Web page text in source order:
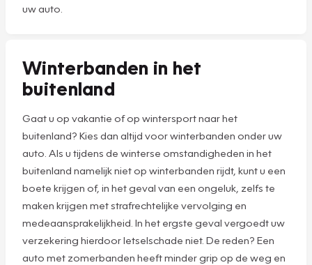
uw auto.
Winterbanden in het
buitenland
Gaat u op vakantie of op wintersport naar het
buitenland? Kies dan altijd voor winterbanden onder uw
auto. Als u tijdens de winterse omstandigheden in het
buitenland namelijk niet op winterbanden rijdt, kunt u een
boete krijgen of, in het geval van een ongeluk, zelfs te
maken krijgen met strafrechtelijke vervolging en
medeaansprakelijkheid. In het ergste geval vergoedt uw
verzekering hierdoor letselschade niet. De reden? Een
auto met zomerbanden heeft minder grip op de weg en